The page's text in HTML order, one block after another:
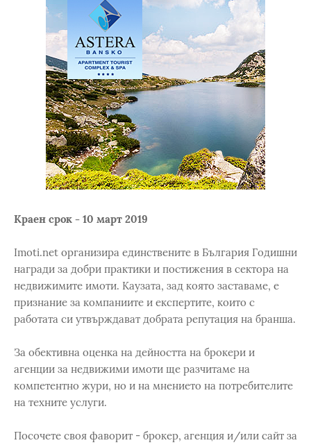
Краен срок - 10 март 2019
Imoti.net организира единствените в България Годишни
награди за добри практики и постижения в сектора на
недвижимите имоти. Каузата, зад която заставаме, е
признание за компаниите и експертите, които с
работата си утвърждават добрата репутация на бранша.
За обективна оценка на дейността на брокери и
агенции за недвижими имоти ще разчитаме на
компетентно жури, но и на мнението на потребителите
на техните услуги.
Посочете своя фаворит - брокер, агенция и/или сайт за